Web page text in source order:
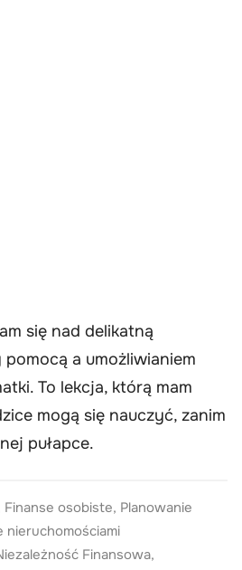
się nad delikatną
a umożliwianiem
To lekcja, którą mam
mogą się nauczyć, zanim
pułapce.
Finanse osobiste, Planowanie
nieruchomościami
Finansowa,